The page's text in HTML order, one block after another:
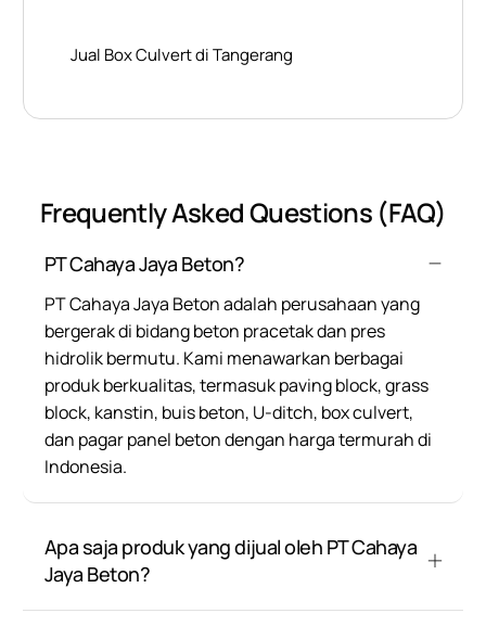
Jual Box Culvert di Tangerang
Frequently Asked Questions (FAQ)
PT Cahaya Jaya Beton?
PT Cahaya Jaya Beton adalah perusahaan yang
bergerak di bidang beton pracetak dan pres
hidrolik bermutu. Kami menawarkan berbagai
produk berkualitas, termasuk paving block, grass
block, kanstin, buis beton, U-ditch, box culvert,
dan pagar panel beton dengan harga termurah di
Indonesia.
Apa saja produk yang dijual oleh PT Cahaya
Jaya Beton?